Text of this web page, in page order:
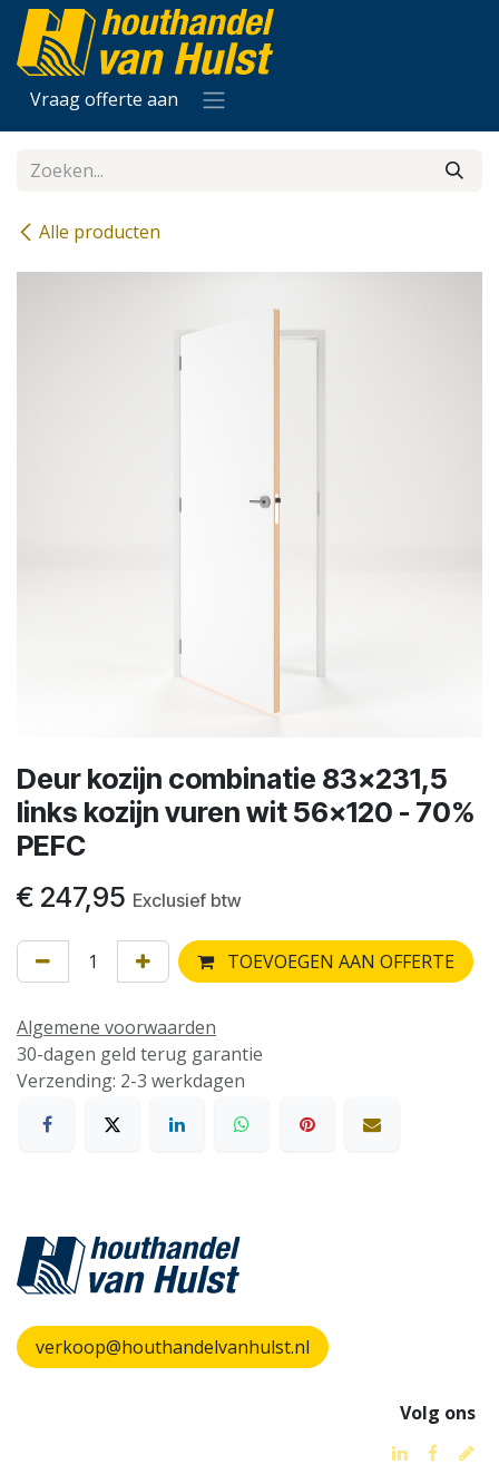
Overslaan naar inhoud
Vraag offerte aan
Alle producten
Deur kozijn combinatie 83x231,5
links kozijn vuren wit 56x120 - 70%
PEFC
€ 247,95 Exclusief btw
TOEVOEGEN AAN OFFERTE
Algemene voorwaarden
30-dagen geld terug garantie
Verzending: 2-3 werkdagen
verkoop@houthandelvanhulst.nl
Volg ons